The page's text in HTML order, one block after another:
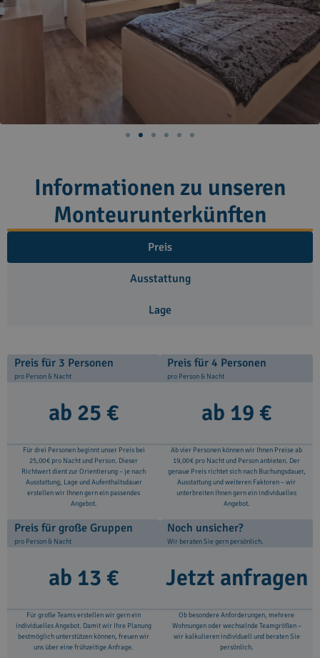
Informationen zu unseren
Monteurunterkünften
Preis
Ausstattung
Lage
Preis für 3 Personen
pro Person & Nacht
ab 25 €
Für drei Personen beginnt unser Preis bei
25,00 € pro Nacht und Person. Dieser
Richtwert dient zur Orientierung – je nach
Ausstattung, Lage und Aufenthaltsdauer
erstellen wir Ihnen gern ein passendes
Angebot.
Preis für 4 Personen
pro Person & Nacht
ab 19 €
Ab vier Personen können wir Ihnen Preise ab
19,00 € pro Nacht und Person anbieten. Der
genaue Preis richtet sich nach Buchungsdauer,
Ausstattung und weiteren Faktoren – wir
unterbreiten Ihnen gern ein individuelles
Angebot.
Preis für große Gruppen
pro Person & Nacht
ab 13 €
Für große Teams erstellen wir gern ein
individuelles Angebot. Damit wir Ihre Planung
bestmöglich unterstützen können, freuen wir
uns über eine frühzeitige Anfrage.
Noch unsicher?
Wir beraten Sie gern persönlich.
Jetzt anfragen
Ob besondere Anforderungen, mehrere
Wohnungen oder wechselnde Teamgrößen –
wir kalkulieren individuell und beraten Sie
persönlich.